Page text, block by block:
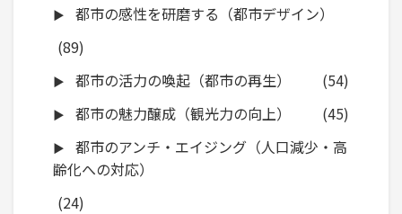
都市の感性を研磨する（都市デザイン）
(89)
都市の活力の喚起（都市の再生）
(54)
都市の魅力醸成（観光力の向上）
(45)
都市のアンチ・エイジング（人口減少・高
齢化への対応）
(24)